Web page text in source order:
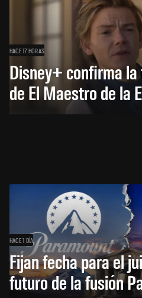
HACE 17 HORAS
Disney+ confirma
de El Maestro de la
HACE 1 DÍA
Fijan fecha para el
futuro de la fusión